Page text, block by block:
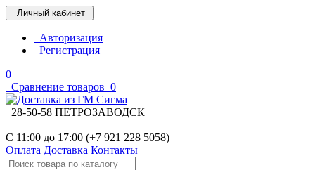
Личный кабинет
Авторизация
Регистрация
0
Сравнение товаров 0
28-50-58 ПЕТРОЗАВОДСК
С 11:00 до 17:00 (+7 921 228 5058)
Оплата Доставка Контакты